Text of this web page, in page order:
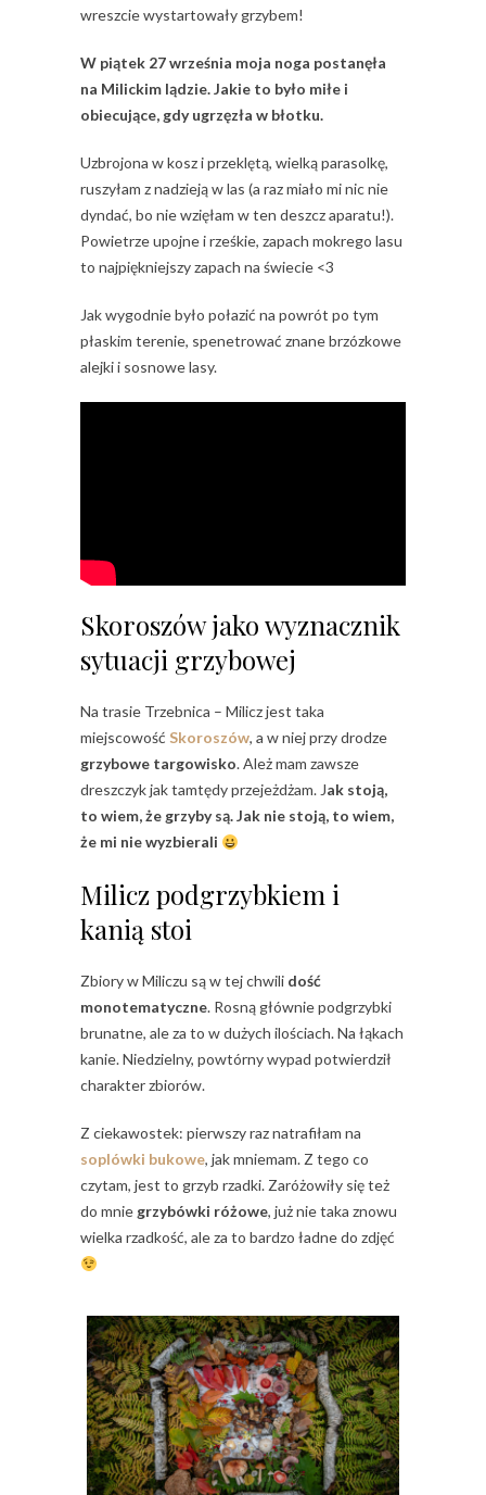
wreszcie wystartowały grzybem!
W piątek 27 września moja noga postanęła
na Milickim lądzie. Jakie to było miłe i
obiecujące, gdy ugrzęzła w błotku.
Uzbrojona w kosz i przeklętą, wielką parasolkę,
ruszyłam z nadzieją w las (a raz miało mi nic nie
dyndać, bo nie wzięłam w ten deszcz aparatu!).
Powietrze upojne i rześkie, zapach mokrego lasu
to najpiękniejszy zapach na świecie <3
Jak wygodnie było połazić na powrót po tym
płaskim terenie, spenetrować znane brzózkowe
alejki i sosnowe lasy.
Skoroszów jako wyznacznik
sytuacji grzybowej
Na trasie Trzebnica – Milicz jest taka
miejscowość Skoroszów, a w niej przy drodze
grzybowe targowisko. Ależ mam zawsze
dreszczyk jak tamtędy przejeżdżam. Jak stoją,
to wiem, że grzyby są. Jak nie stoją, to wiem,
że mi nie wyzbierali
Milicz podgrzybkiem i
kanią stoi
Zbiory w Miliczu są w tej chwili dość
monotematyczne. Rosną głównie podgrzybki
brunatne, ale za to w dużych ilościach. Na łąkach
kanie. Niedzielny, powtórny wypad potwierdził
charakter zbiorów.
Z ciekawostek: pierwszy raz natrafiłam na
soplówki bukowe, jak mniemam. Z tego co
czytam, jest to grzyb rzadki. Zaróżowiły się też
do mnie grzybówki różowe, już nie taka znowu
wielka rzadkość, ale za to bardzo ładne do zdjęć